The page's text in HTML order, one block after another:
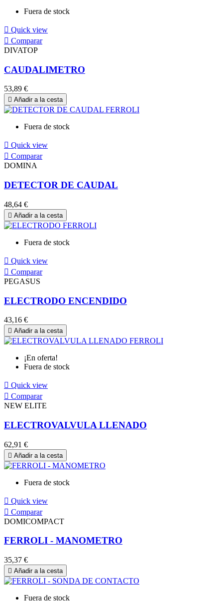
Fuera de stock
 Quick view
 Comparar
DIVATOP
CAUDALIMETRO
53,89 €
 Añadir a la cesta
Fuera de stock
 Quick view
 Comparar
DOMINA
DETECTOR DE CAUDAL
48,64 €
 Añadir a la cesta
Fuera de stock
 Quick view
 Comparar
PEGASUS
ELECTRODO ENCENDIDO
43,16 €
 Añadir a la cesta
¡En oferta!
Fuera de stock
 Quick view
 Comparar
NEW ELITE
ELECTROVALVULA LLENADO
62,91 €
 Añadir a la cesta
Fuera de stock
 Quick view
 Comparar
DOMICOMPACT
FERROLI - MANOMETRO
35,37 €
 Añadir a la cesta
Fuera de stock